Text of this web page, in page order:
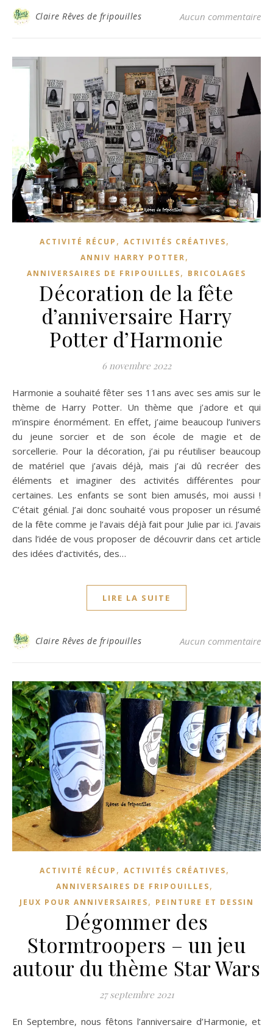
Claire Rêves de fripouilles Aucun commentaire
ACTIVITÉ RÉCUP , ACTIVITÉS CRÉATIVES,
ANNIV HARRY POTTER,
ANNIVERSAIRES DE FRIPOUILLES, BRICOLAGES
Décoration de la fête
d’anniversaire Harry
Potter d’Harmonie
6 novembre 2022
Harmonie a souhaité fêter ses 11ans avec ses amis sur le
thème de Harry Potter. Un thème que j’adore et qui
m’inspire énormément. En effet, j’aime beaucoup l’univers
du jeune sorcier et de son école de magie et de
sorcellerie. Pour la décoration, j’ai pu réutiliser beaucoup
de matériel que j’avais déjà, mais j’ai dû recréer des
éléments et imaginer des activités différentes pour
certaines. Les enfants se sont bien amusés, moi aussi !
C’était génial. J’ai donc souhaité vous proposer un résumé
de la fête comme je l’avais déjà fait pour Julie par ici. J’avais
dans l’idée de vous proposer de découvrir dans cet article
des idées d’activités, des…
LIRE LA SUITE
Claire Rêves de fripouilles Aucun commentaire
ACTIVITÉ RÉCUP , ACTIVITÉS CRÉATIVES,
ANNIVERSAIRES DE FRIPOUILLES,
JEUX POUR ANNIVERSAIRES, PEINTURE ET DESSIN
Dégommer des
Stormtroopers – un jeu
autour du thème Star Wars
27 septembre 2021
En Septembre, nous fêtons l’anniversaire d’Harmonie, et